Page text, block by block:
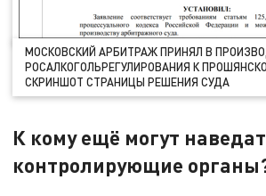
МОСКОВСКИЙ АРБИТРАЖ ПРИНЯЛ В
РОСАЛКОГОЛЬРЕГУЛИРОВАНИЯ К
СКРИНШОТ СТРАНИЦЫ РЕШЕНИЯ СУДА
К кому ещё могут
контролирующие